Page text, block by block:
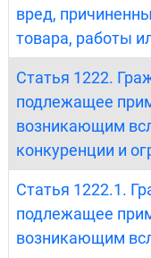
вред,
товара, работы
Статья 1222.
подлежащее
возникающим
конкуренции и
Статья 1222.1.
подлежащее
возникающим